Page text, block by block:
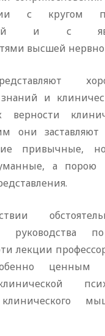
с кругом
и с
высшей
и
верности
они заставляют
привычные, но
а порою
руководства
лекции
ценным